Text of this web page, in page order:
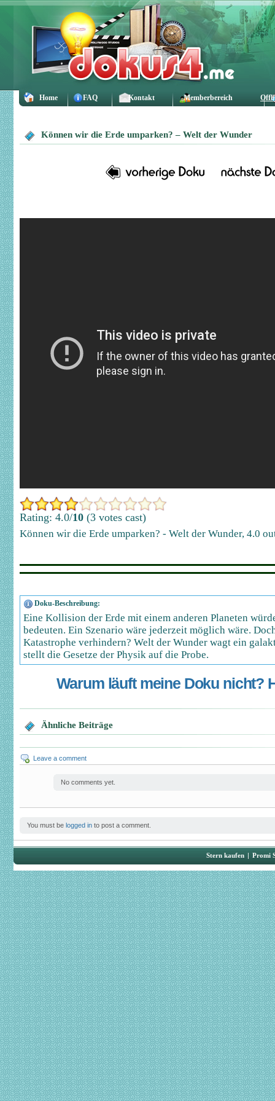
Home FAQ Kontakt Memberbereich
Können wir die Erde umparken? – Welt der Wunder
Rating: 4.0/10 (3 votes cast)
Können wir die Erde umparken? - Welt der Wunder, 4.0
Doku-Beschreibung:
Eine Kollision der Erde mit einem anderen Planeten
bedeuten. Ein Szenario wäre jederzeit möglich wäre.
Katastrophe verhindern? Welt der Wunder wagt ein
stellt die Gesetze der Physik auf die Probe.
Warum läuft meine Doku nicht?
Ähnliche Beiträge
Leave a comment
No comments yet.
You must be logged in to post a comment.
Stern kaufen | Promi